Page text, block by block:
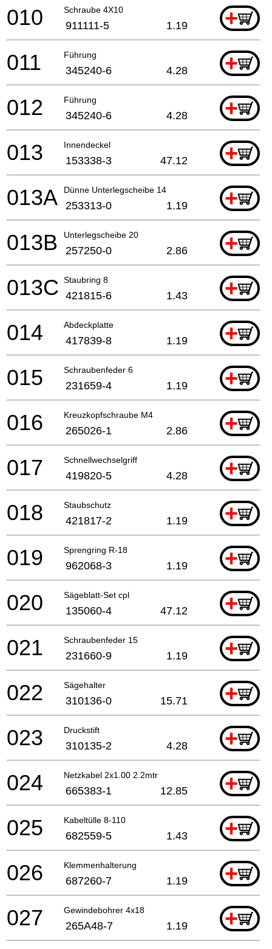
Schraube 4X10 +
010 911111-5 1.19
Führung +
011 345240-6 4.28
Führung +
012 345240-6 4.28
Innendeckel +
013 153338-3 47.12
Dünne Unterlegscheibe 14 +
013A 253313-0 1.19
Unterlegscheibe 20 +
013B 257250-0 2.86
Staubring 8 +
013C 421815-6 1.43
Abdeckplatte +
014 417839-8 1.19
Schraubenfeder 6 +
015 231659-4 1.19
Kreuzkopfschraube M4 +
016 265026-1 2.86
Schnellwechselgriff +
017 419820-5 4.28
Staubschutz +
018 421817-2 1.19
Sprengring R-18 +
019 962068-3 1.19
Sägeblatt-Set cpl +
020 135060-4 47.12
Schraubenfeder 15 +
021 231660-9 1.19
Sägehalter +
022 310136-0 15.71
Druckstift +
023 310135-2 4.28
Netzkabel 2x1.00 2.2mtr +
024 665383-1 12.85
Kabeltülle 8-110 +
025 682559-5 1.43
Klemmenhalterung +
026 687260-7 1.19
Gewindebohrer 4x18 +
027 265A48-7 1.19